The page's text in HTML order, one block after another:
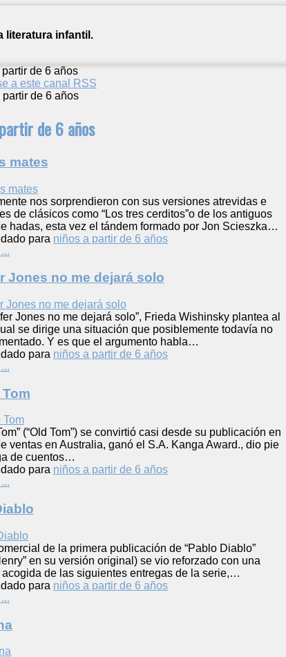
literatura infantil.
partir de 6 años
a este canal RSS
de 6 años
mates
nos sorprendieron con sus versiones atrevidas e
de clásicos como “Los tres cerditos”o de los antiguos
hadas, esta vez el tándem formado por Jon Scieszka…
para niños a partir de 6 años
Jones no me dejará solo
Jones no me dejará solo”, Frieda Wishinsky plantea al
se dirige una situación que posiblemente todavía no
Y es que el argumento habla…
para niños a partir de 6 años
(“Old Tom”) se convirtió casi desde su publicación en
ventas en Australia, ganó el S.A. Kanga Award., dio pie
de cuentos…
para niños a partir de 6 años
de la primera publicación de “Pablo Diablo”
en su versión original) se vio reforzado con una
acogida de las siguientes entregas de la serie,…
para niños a partir de 6 años